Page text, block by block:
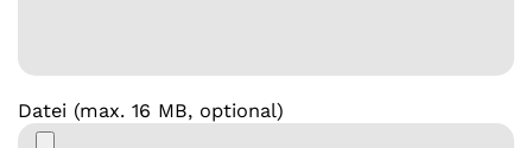
Datei (max. 16 MB, optional)